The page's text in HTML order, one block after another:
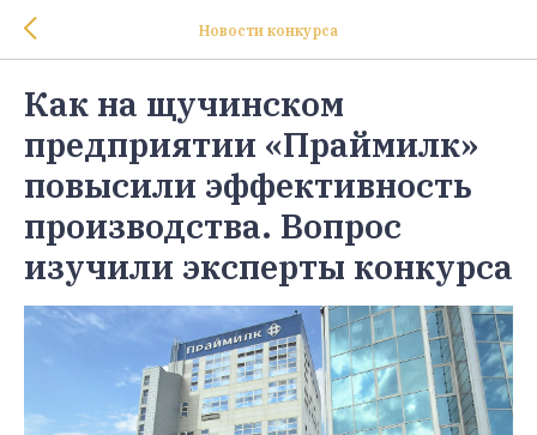
Новости конкурса
Как на щучинском
предприятии «Праймилк»
повысили эффективность
производства. Вопрос
изучили эксперты конкурса